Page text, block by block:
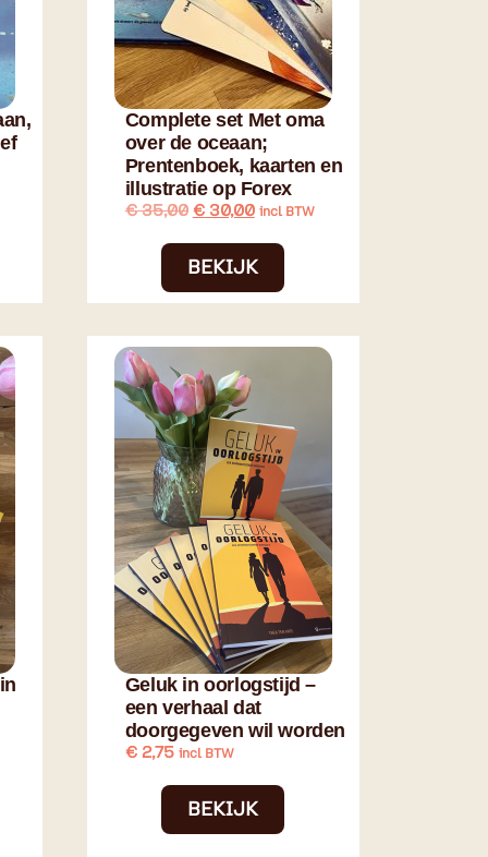
Complete set Met oma
over de oceaan;
Prentenboek, kaarten en
illustratie op Forex
€35,00 €30,00 incl BTW
BEKIJK
Geluk in oorlogstijd –
een verhaal dat
doorgegeven wil worden
€2,75 incl BTW
BEKIJK